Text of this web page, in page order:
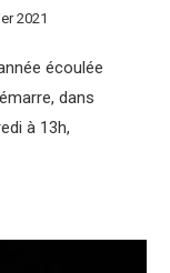
2021
écoulée
dans
à 13h,